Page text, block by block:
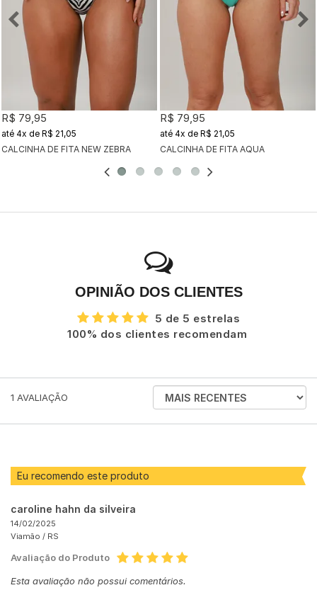
CALCINHA DE FITA NEW ZEBRA
R$ 79,95
4x de R$ 21,05
CALCINHA DE FITA AQUA
R$ 79,95
4x de R$ 21,05
OPINIÃO DOS CLIENTES
5 de 5 estrelas
100% dos clientes recomendam
1 AVALIAÇÃO
ORDENAR
AVALIAÇÕES
Eu recomendo este produto
caroline hahn da silveira
14/02/2025
Viamão / RS
Avaliação do Produto
Esta avaliação não possui comentários.